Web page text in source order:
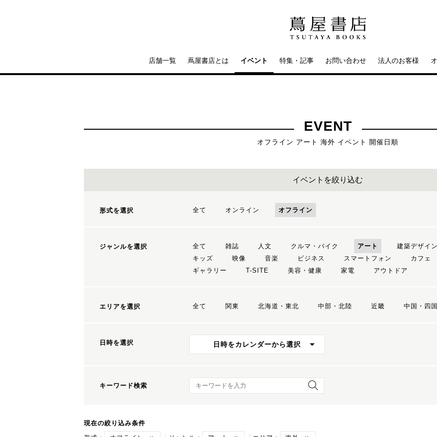
店舗一覧 蔦屋書店とは イベント 特集・記事 お問い合わせ 法人のお客様
EVENT
オフライン アート 海外 イベント 開催日順
イベントを絞り込む
形式を選択 全て オンライン オフライン
ジャンルを選択 全て 雑誌 人文 クルマ・バイク アート 建築デザイン
キッズ
映像 音楽 ビジネス スマートフォン カフェ
ギャラリー
T-SITE 美容・健康 家電 アウトドア
エリアを選択 全て 関東 北海道・東北 中部・北陸 近畿 中国・四国
日時を選択 日時をカレンダーから選択
キーワード検索 キーワード検索
現在の絞り込み条件